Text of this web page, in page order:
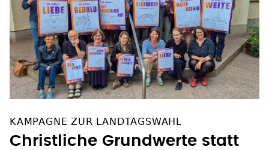
KAMPAGNE ZUR LANDTAGSWAHL
Christliche Grundwerte statt